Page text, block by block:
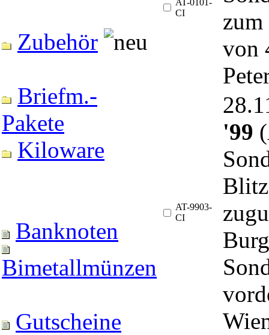
Zubehör
Briefm.-
Pakete
Kiloware
Banknoten
Bimetallmünzen
Gutscheine
CI
zum
von
AT-9903-
CI
'99